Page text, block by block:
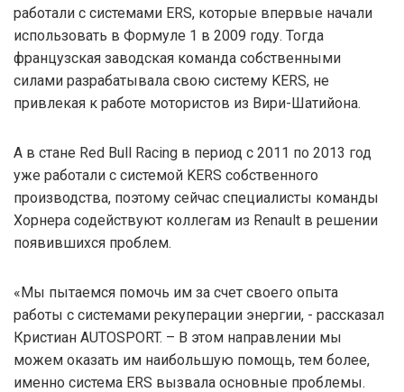
работали с системами ERS, которые впервые начали
использовать в Формуле 1 в 2009 году. Тогда
французская заводская команда собственными
силами разрабатывала свою систему KERS, не
привлекая к работе мотористов из Вири-Шатийона.
А в стане Red Bull Racing в период с 2011 по 2013 год
уже работали с системой KERS собственного
производства, поэтому сейчас специалисты команды
Хорнера содействуют коллегам из Renault в решении
появившихся проблем.
«Мы пытаемся помочь им за счет своего опыта
работы с системами рекуперации энергии, - рассказал
Кристиан AUTOSPORT. – В этом направлении мы
можем оказать им наибольшую помощь, тем более,
именно система ERS вызвала основные проблемы.